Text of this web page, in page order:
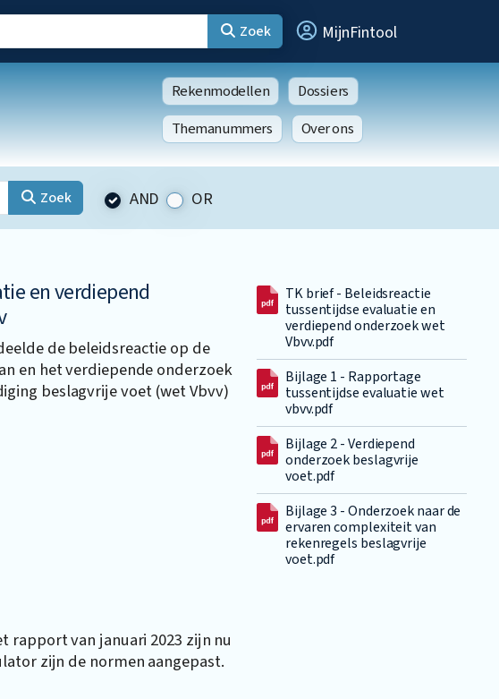
Zoek MijnFintool
Rekenmodellen
Dossiers
Themanummers
Over ons
Zoek AND OR
en verdiepend
de beleidsreactie op de
en het verdiepende onderzoek
beslagvrije voet (wet Vbvv)
TK brief - Beleidsreactie
tussentijdse evaluatie en
verdiepend onderzoek wet
Vbvv.pdf
Bijlage 1 - Rapportage
tussentijdse evaluatie wet
vbvv.pdf
Bijlage 2 - Verdiepend
onderzoek beslagvrije
voet.pdf
Bijlage 3 - Onderzoek naar de
ervaren complexiteit van
rekenregels beslagvrije
voet.pdf
rapport van januari 2023 zijn nu
zijn de normen aangepast.